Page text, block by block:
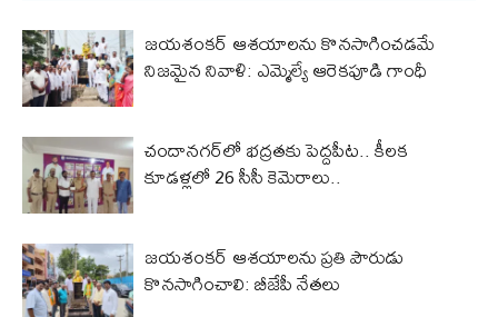
జయశంకర్ ఆశయాలను కొనసాగించడమే
నిజమైన నివాళి: ఎమ్మెల్యే ఆరెక‌పూడి గాంధీ
చందానగర్‌లో భద్రతకు పెద్దపీట.. కీలక
కూడళ్లలో 26 సీసీ కెమెరాలు..
జయశంకర్ ఆశయాలను ప్రతి పౌరుడు
కొనసాగించాలి: బీజేపీ నేతలు